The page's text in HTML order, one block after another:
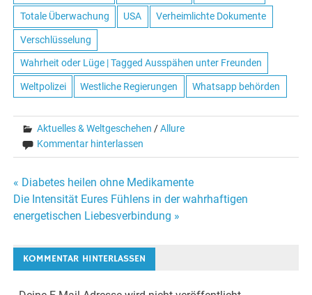
Totale Überwachung USA Verheimlichte Dokumente
Verschlüsselung
Wahrheit oder Lüge | Tagged Ausspähen unter Freunden
Weltpolizei Westliche Regierungen Whatsapp behörden
Aktuelles & Weltgeschehen /Allure
Kommentar hinterlassen
Beitrags-
Navigation
« Diabetes heilen ohne Medikamente
Die Intensität Eures Fühlens in der wahrhaftigen
energetischen Liebesverbindung »
KOMMENTAR HINTERLASSEN